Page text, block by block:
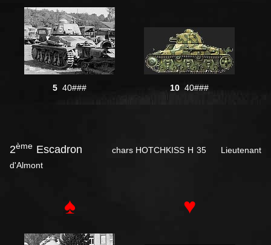
540### 1040###
2ème Escadron
chars HOTCHKISS H 35 Lieutenant
d'Almont
♠ ♥